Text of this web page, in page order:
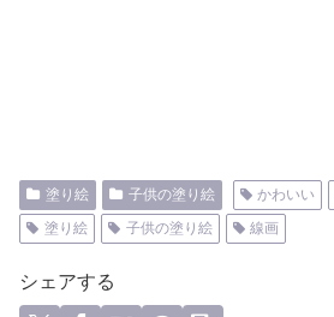
塗り絵 子供の塗り絵 かわいい
塗り絵
子供の塗り絵 線画
シェアする